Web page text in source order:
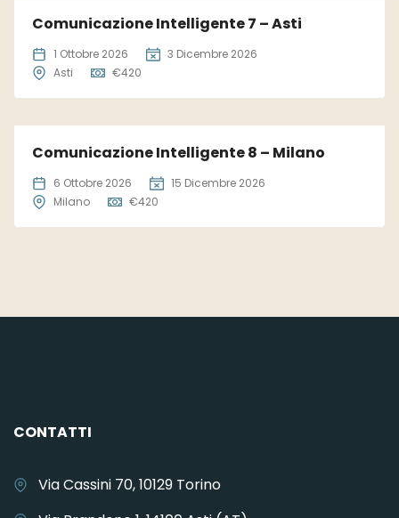
Comunicazione Intelligente 7 – Asti
1 Ottobre 2026
3 Dicembre 2026
Asti
€420
Comunicazione Intelligente 8 – Milano
6 Ottobre 2026
15 Dicembre 2026
Milano
€420
CONTATTI
Via Cassini 70, 10129 Torino